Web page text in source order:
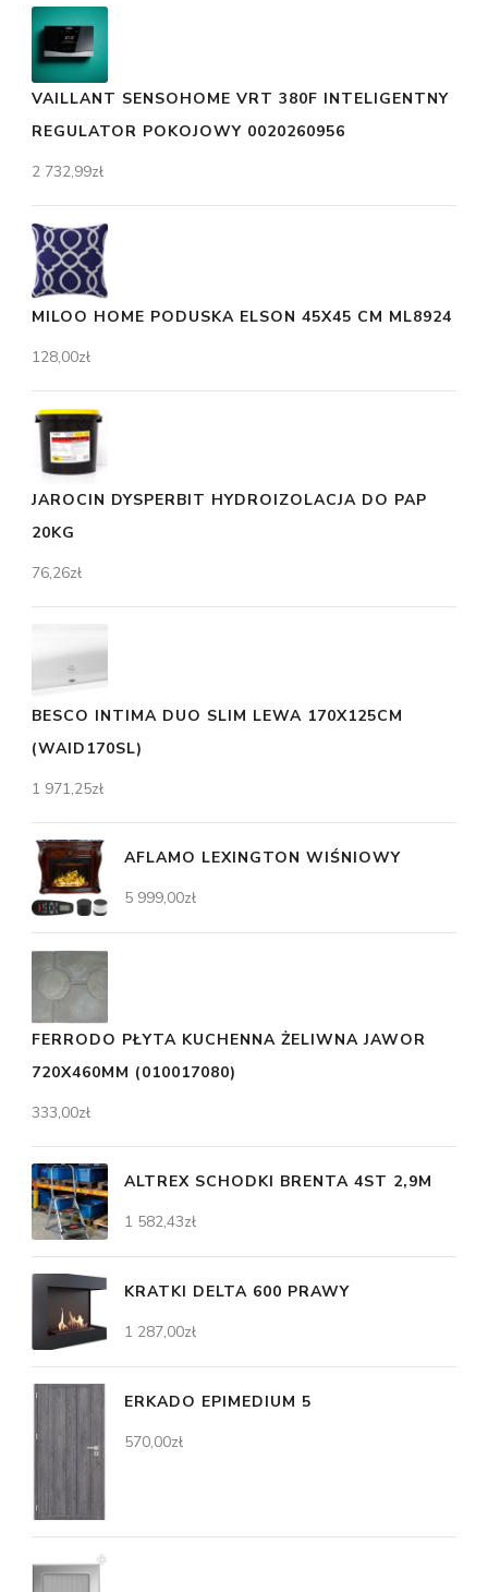
VAILLANT SENSOHOME VRT 380F INTELIGENTNY
REGULATOR POKOJOWY 0020260956
2 732,99zł
MILOO HOME PODUSKA ELSON 45X45 CM ML8924
128,00zł
JAROCIN DYSPERBIT HYDROIZOLACJA DO PAP
20KG
76,26zł
BESCO INTIMA DUO SLIM LEWA 170X125CM
(WAID170SL)
1 971,25zł
AFLAMO LEXINGTON WIŚNIOWY
5 999,00zł
FERRODO PŁYTA KUCHENNA ŻELIWNA JAWOR
720X460MM (010017080)
333,00zł
ALTREX SCHODKI BRENTA 4ST 2,9M
1 582,43zł
KRATKI DELTA 600 PRAWY
1 287,00zł
ERKADO EPIMEDIUM 5
570,00zł